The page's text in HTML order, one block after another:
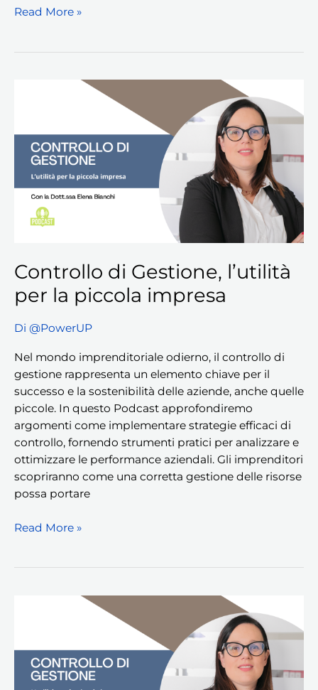
Read More »
Controllo di Gestione, l’utilità
per la piccola impresa
Di @PowerUP
Nel mondo imprenditoriale odierno, il controllo di
gestione rappresenta un elemento chiave per il
successo e la sostenibilità delle aziende, anche quelle
piccole. In questo Podcast approfondiremo
argomenti come implementare strategie efficaci di
controllo, fornendo strumenti pratici per analizzare e
ottimizzare le performance aziendali. Gli imprenditori
scopriranno come una corretta gestione delle risorse
possa portare
l’utilità
per
piccola
impresa
Read More »
Gestione,
l’utilità